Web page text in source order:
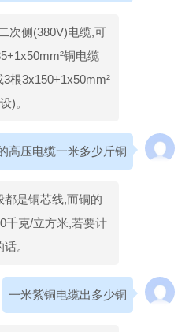
次侧(380V)电缆,可
铜电缆
根3x150+1x50mm²
)。
高压电缆一米多少斤铜
是铜芯线,而铜的
千克/立方米,若要计
。
一米紫铜电缆出多少铜